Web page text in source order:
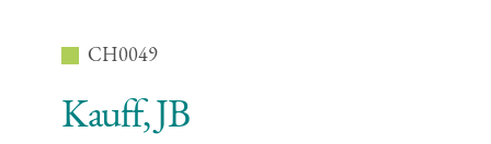
CH0049
Kauff, JB